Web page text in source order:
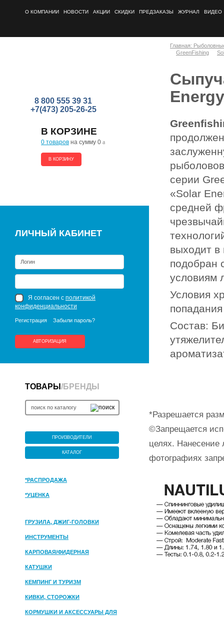
О КОМПАНИИ НОВОСТИ АКЦИИ СКИДКИ ПРЕДЗАКАЗЫ ЖУРНАЛ ВИДЕО
8 800 555 39 31
+7(473) 205-26-25
В КОРЗИНЕ
0 товаров на сумму 0 a
В КОРЗИНУ
ЛИЧНЫЙ КАБИНЕТ
Я согласен с политикой
конфиденциальности
Регистрация Забыли пароль?
АВТОРИЗАЦИЯ
ТОВАРЫ /БРЕНДЫ
ПРОИЗВОДИТЕЛИ
КАТАЛОГ
*РАСПРОДАЖА
*УЦЕНКА
ГРУЗИЛА, ДЖИГ-ГОЛОВКИ
ИНСТРУМЕНТЫ
КАРПОВАЯ/ФИДЕРНАЯ
КАТУШКИ
КЕМПИНГ И ТУРИЗМ
КИВКИ, СТОРОЖКИ
КОРМУШКИ И АКСЕССУАРЫ ДЛЯ
Главная:
GreenFishing
серии
«Solar
средней
выходит в
подобран
условиям
Условия
Состав:
*Разрешается
©Запрещается
целях. Нанесение
фотографиях